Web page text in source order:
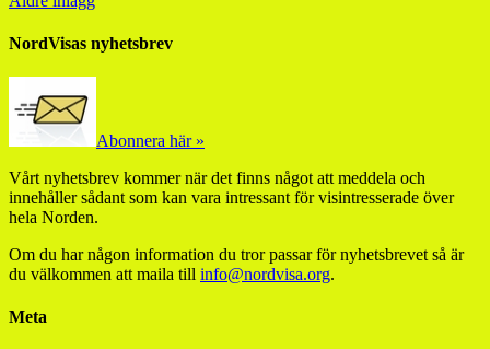
NordVisas nyhetsbrev
Abonnera här »
Vårt nyhetsbrev kommer när det finns något att meddela och
innehåller sådant som kan vara intressant för visintresserade över
hela Norden.
Om du har någon information du tror passar för nyhetsbrevet så är
du välkommen att maila till info@nordvisa.org.
Meta